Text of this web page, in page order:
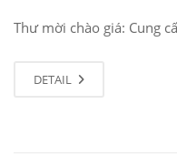
Thư mời chào giá: Cung
DETAIL